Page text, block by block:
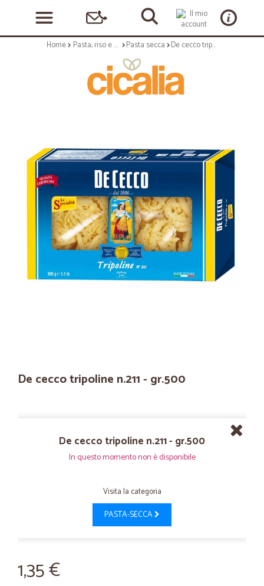
Home Pasta, riso e cerali Pasta secca De cecco tripoline n.211 - gr.500
De cecco tripoline n.211 - gr.500
De cecco tripoline n.211 - gr.500
In questo momento non è disponibile
Visita la categoria
PASTA-SECCA
1,35 €